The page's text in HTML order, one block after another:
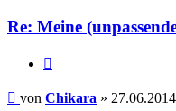
Re: Meine
Beitrag
von Chikara »